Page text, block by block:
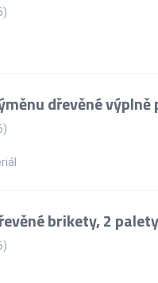
dřevěné výplně
brikety, 2 palety